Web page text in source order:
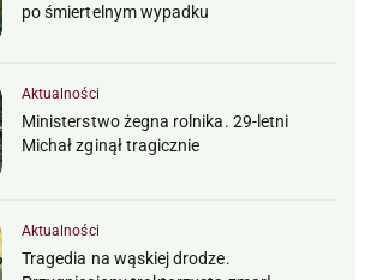
po śmiertelnym wypadku
Aktualności
Ministerstwo żegna rolnika. 29-letni
Michał zginął tragicznie
Aktualności
Tragedia na wąskiej drodze.